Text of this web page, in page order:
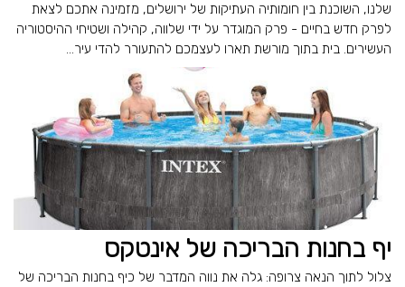
שלנו, השוכנת בין חומותיה העתיקות של ירושלים, מזמינה אתכם לצאת
לפרק חדש בחיים - פרק המוגדר על ידי שלווה, קהילה ושטיחי ההיסטוריה
העשירים. בית בתוך מורשת תארו לעצמכם להתעורר להדי עיר...
יף בחנות הבריכה של אינטקס
צלול לתוך הנאה צרופה: גלה את נווה המדבר של כיף בחנות הבריכה של